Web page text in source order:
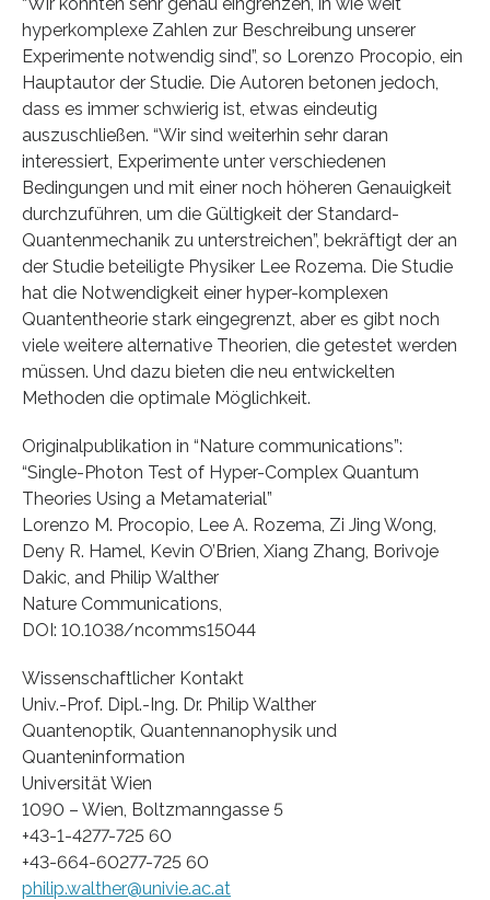
hyperkomplexe Zahlen zur Beschreibung unserer
Experimente notwendig sind”, so Lorenzo Procopio, ein
Hauptautor der Studie. Die Autoren betonen jedoch,
dass es immer schwierig ist, etwas eindeutig
auszuschließen. “Wir sind weiterhin sehr daran
interessiert, Experimente unter verschiedenen
Bedingungen und mit einer noch höheren Genauigkeit
durchzuführen, um die Gültigkeit der Standard-
Quantenmechanik zu unterstreichen”, bekräftigt der an
der Studie beteiligte Physiker Lee Rozema. Die Studie
hat die Notwendigkeit einer hyper-komplexen
Quantentheorie stark eingegrenzt, aber es gibt noch
viele weitere alternative Theorien, die getestet werden
müssen. Und dazu bieten die neu entwickelten
Methoden die optimale Möglichkeit.
Originalpublikation in “Nature communications”:
“Single-Photon Test of Hyper-Complex Quantum
Theories Using a Metamaterial”
Lorenzo M. Procopio, Lee A. Rozema, Zi Jing Wong,
Deny R. Hamel, Kevin O’Brien, Xiang Zhang, Borivoje
Dakic, and Philip Walther
Nature Communications,
DOI: 10.1038/ncomms15044
Wissenschaftlicher Kontakt
Univ.-Prof. Dipl.-Ing. Dr. Philip Walther
Quantenoptik, Quantennanophysik und
Quanteninformation
Universität Wien
1090 – Wien, Boltzmanngasse 5
+43-1-4277-725 60
+43-664-60277-725 60
philip.walther@univie.ac.at